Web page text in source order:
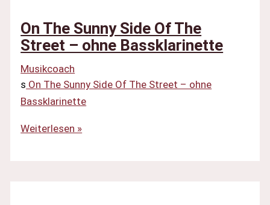
The
Street
–
ohne
Schlagzeug
On The Sunny Side Of The
Street – ohne Bassklarinette
Musikcoach
s On The Sunny Side Of The Street – ohne
Bassklarinette
On
Weiterlesen »